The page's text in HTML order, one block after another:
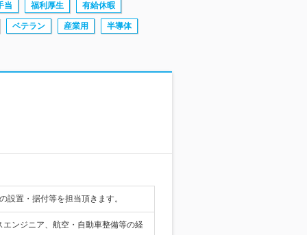
当 福利厚生 有給休暇
ベテラン 産業用 半導体
置・据付等を担当頂きます。
ンジニア、航空・自動車整備等の経